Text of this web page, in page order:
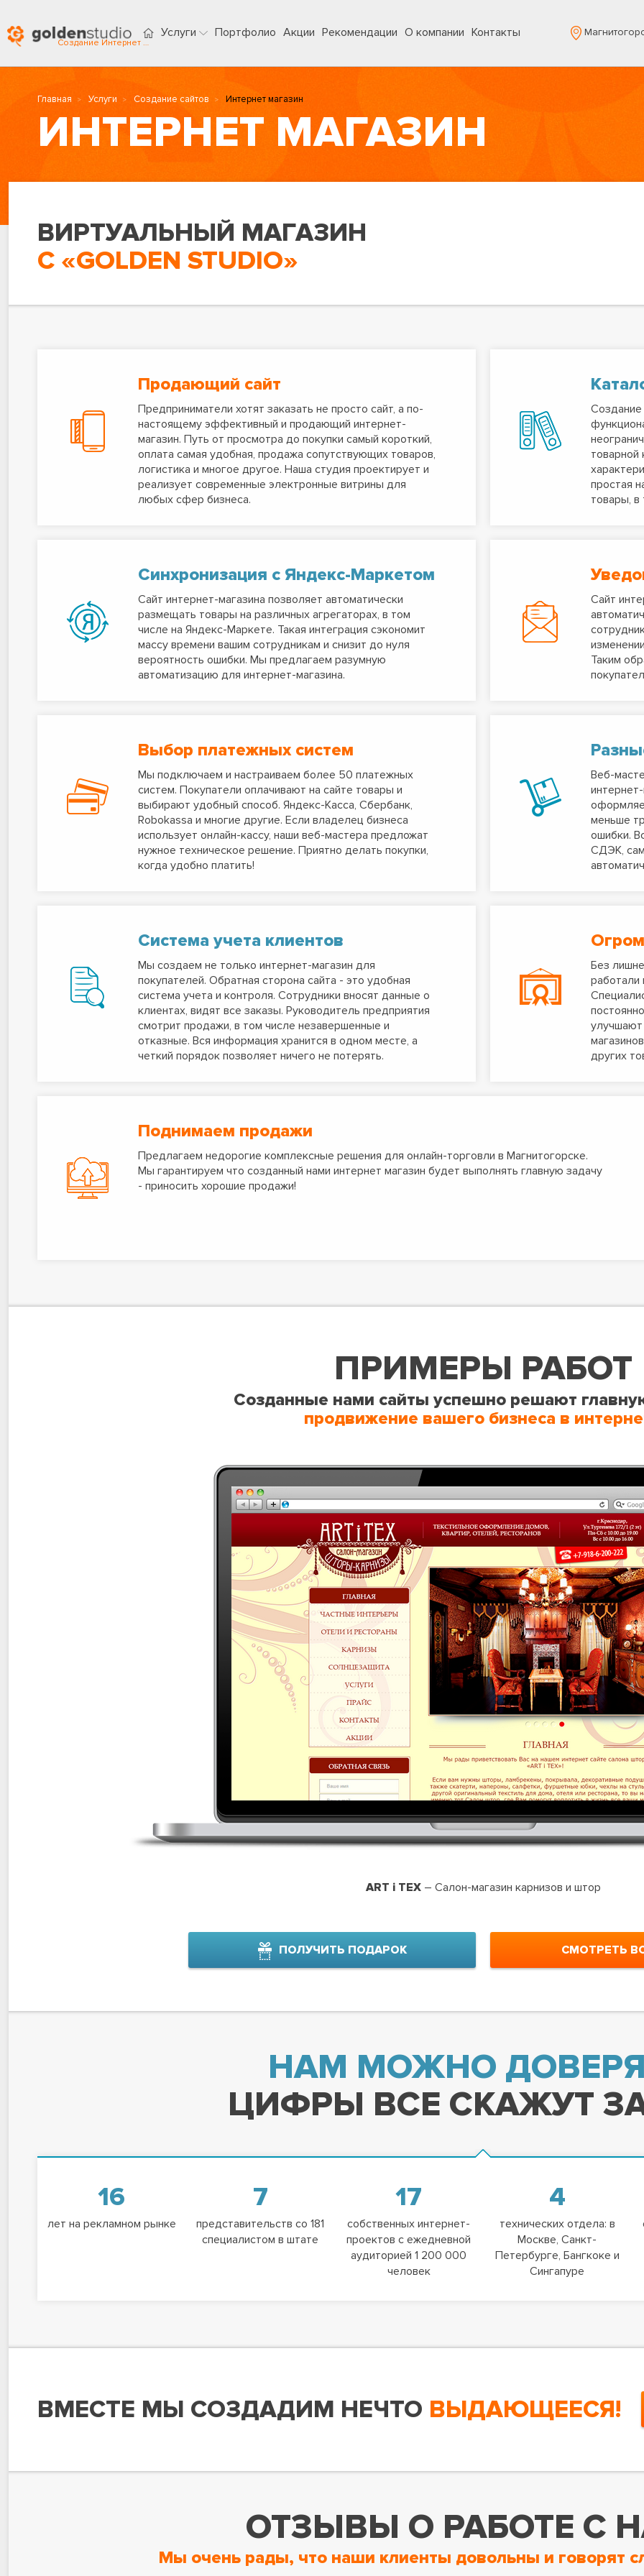
Создание Интернет магазинов в Магнитогорске
Услуги Портфолио Акции Рекомендации О компании Контакты
Главная Услуги Создание сайтов Интернет магазин
ИНТЕРНЕТ МАГАЗИН
ВИРТУАЛЬНЫЙ МАГАЗИН
С «GOLDEN STUDIO»
Продающий сайт
Предприниматели хотят заказать не просто сайт, а по-
настоящему эффективный и продающий интернет-
магазин. Путь от просмотра до покупки самый короткий,
оплата самая удобная, продажа сопутствующих товаров,
логистика и многое другое. Наша студия проектирует и
реализует современные электронные витрины для
любых сфер бизнеса.
Создание
товарной
простая
товары, в
Синхронизация с Яндекс-Маркетом
Сайт интернет-магазина позволяет автоматически
размещать товары на различных агрегаторах, в том
числе на Яндекс-Маркете. Такая интеграция сэкономит
массу времени вашим сотрудникам и снизит до нуля
вероятность ошибки. Мы предлагаем разумную
автоматизацию для интернет-магазина.
Сайт
Таким
Выбор платежных систем
Мы подключаем и настраиваем более 50 платежных
систем. Покупатели оплачивают на сайте товары и
выбирают удобный способ. Яндекс-Касса, Сбербанк,
Robokassa и многие другие. Если владелец бизнеса
использует онлайн-кассу, наши веб-мастера предложат
нужное техническое решение. Приятно делать покупки,
когда удобно платить!
Веб-
меньше
ошибки.
СДЭК,
Система учета клиентов
Мы создаем не только интернет-магазин для
покупателей. Обратная сторона сайта - это удобная
система учета и контроля. Сотрудники вносят данные о
клиентах, видят все заказы. Руководитель предприятия
смотрит продажи, в том числе незавершенные и
отказные. Вся информация хранится в одном месте, а
четкий порядок позволяет ничего не потерять.
Без
работали
других
Поднимаем продажи
Предлагаем недорогие комплексные решения для онлайн-торговли в Магнитогорске.
Мы гарантируем что созданный нами интернет магазин будет выполнять главную задачу
- приносить хорошие продажи!
ПРИМЕРЫ РАБОТ
Созданные нами сайты успешно решают
продвижение вашего бизнеса в
ART i TEX– Салон-магазин карнизов и штор
ПОЛУЧИТЬ ПОДАРОК СМОТРЕТЬ
НАМ МОЖНО
ЦИФРЫ ВСЕ СКАЖУТ
16
лет на рекламном рынке
7
представительств со 181
специалистом в штате
17
собственных интернет-
проектов с ежедневной
аудиторией 1 200 000
человек
4
технических отдела: в
Москве, Санкт-
Петербурге, Бангкоке и
Сингапуре
ВМЕСТЕ МЫ СОЗДАДИМ НЕЧТО ВЫДАЮЩЕЕСЯ!
ОТЗЫВЫ О РАБОТЕ С
Мы очень рады, что наши клиенты довольны и говорят